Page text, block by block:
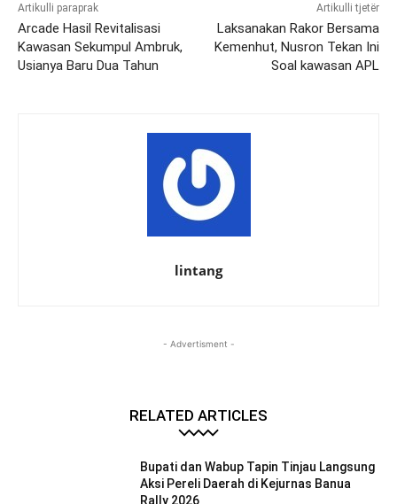
Artikulli paraprak
Arcade Hasil Revitalisasi
Kawasan Sekumpul Ambruk,
Usianya Baru Dua Tahun
Artikulli tjetër
Laksanakan Rakor Bersama
Kemenhut, Nusron Tekan Ini
Soal kawasan APL
lintang
- Advertisment -
RELATED ARTICLES
Bupati dan Wabup Tapin Tinjau Langsung
Aksi Pereli Daerah di Kejurnas Banua
Rally 2026